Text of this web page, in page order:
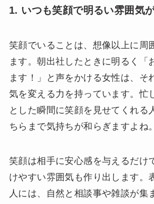
1. いつも笑顔で明るい雰囲気
笑顔でいることは、想像以上に周
ます。朝出社したときに明るく「
ます！」と声をかける女性は、そ
気を変える力を持っています。忙
とした瞬間に笑顔を見せてくれる
ちらまで気持ちが和らぎますよね。
笑顔は相手に安心感を与えるだけ
けやすい雰囲気も作り出します。
人には、自然と相談事や雑談が集